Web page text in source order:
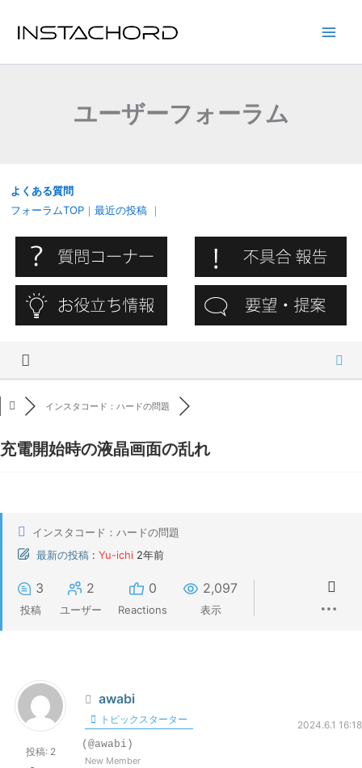
ユーザーフォーラム
よくある質問
フォーラムTOP ｜ 最近の投稿 ｜
インスタコード：ハードの問題
充電開始時の液晶画面の乱れ
インスタコード：ハードの問題
最新の投稿 : Yu-ichi 2年前
3
投稿
2
ユーザー
0
Reactions
2,097
表示
投稿: 2
awabi
トピックスターター
2024.6.1 16:18
(@awabi)
New Member